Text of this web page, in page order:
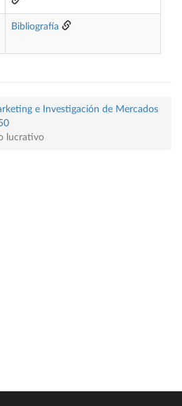
Bibliografía
e Investigación de Mercados
lucrativo